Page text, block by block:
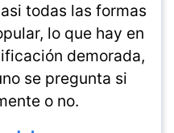
todas las formas
lo que hay en
demorada,
se pregunta si
o no.